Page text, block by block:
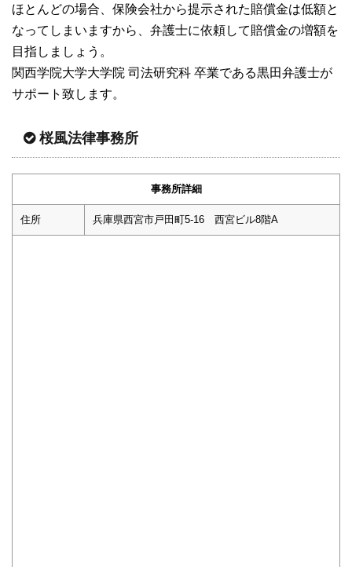
ほとんどの場合、保険会社から提示された賠償金は低額と
なってしまいますから、弁護士に依頼して賠償金の増額を
目指しましょう。
関西学院大学大学院 司法研究科 卒業である黒田弁護士が
サポート致します。
桜風法律事務所
事務所詳細
住所 兵庫県西宮市戸田町5-16 西宮ビル8階A